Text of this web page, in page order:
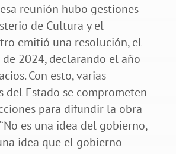
reunión hubo gestiones
de Cultura y el
emitió una resolución, el
2024, declarando el año
Con esto, varias
del Estado se comprometen
para difundir la obra
es una idea del gobierno,
idea que el gobierno